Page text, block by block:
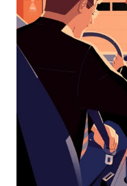
selecionar
uma
data.
Prima
o
botão
o
calendário.